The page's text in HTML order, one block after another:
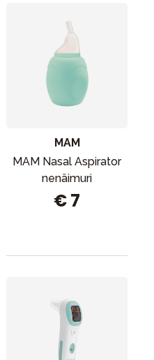
MAM
MAM Nasal Aspirator
nenäimuri
€ 7